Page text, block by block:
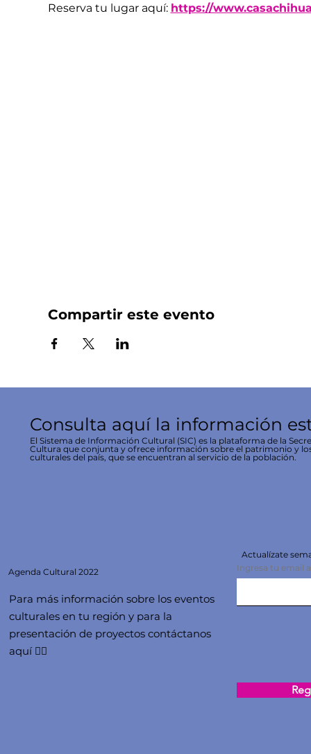
Reserva tu lugar aquí: https://
Compartir este evento
Consulta aquí la información
El Sistema de Información Cultural (SIC) es la plataforma de la
Cultura que conjunta y ofrece información sobre el patrimonio y
culturales del país, que se encuentran al servicio de la población.
Agenda Cultural 2022
Para más información sobre los eventos
culturales en tu región y para la
presentación de proyectos contáctanos
aquí 👇🏻
Actualízate
Ingresa tu email